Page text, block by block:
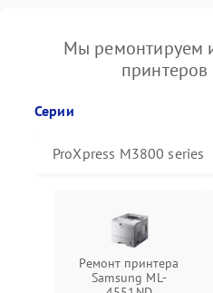
Мы ремонтируем
Серии
ProXpress M3800 series
Ремонт принтера
Samsung ML-